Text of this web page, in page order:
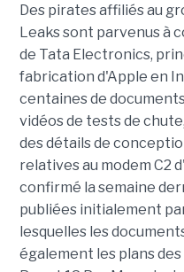
Des pirates affiliés au
Leaks sont parvenus à
de Tata Electronics,
fabrication d'Apple en
centaines de
vidéos de tests de
des détails de
relatives au modem C2
confirmé la semaine
publiées initialement
lesquelles les
également les plans